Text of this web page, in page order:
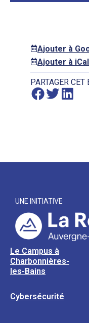
Ajouter à
Ajouter à iCal
PARTAGER
UNE INITIATIVE
Le Campus à
Charbonnières-
les-Bains
Cybersécurité